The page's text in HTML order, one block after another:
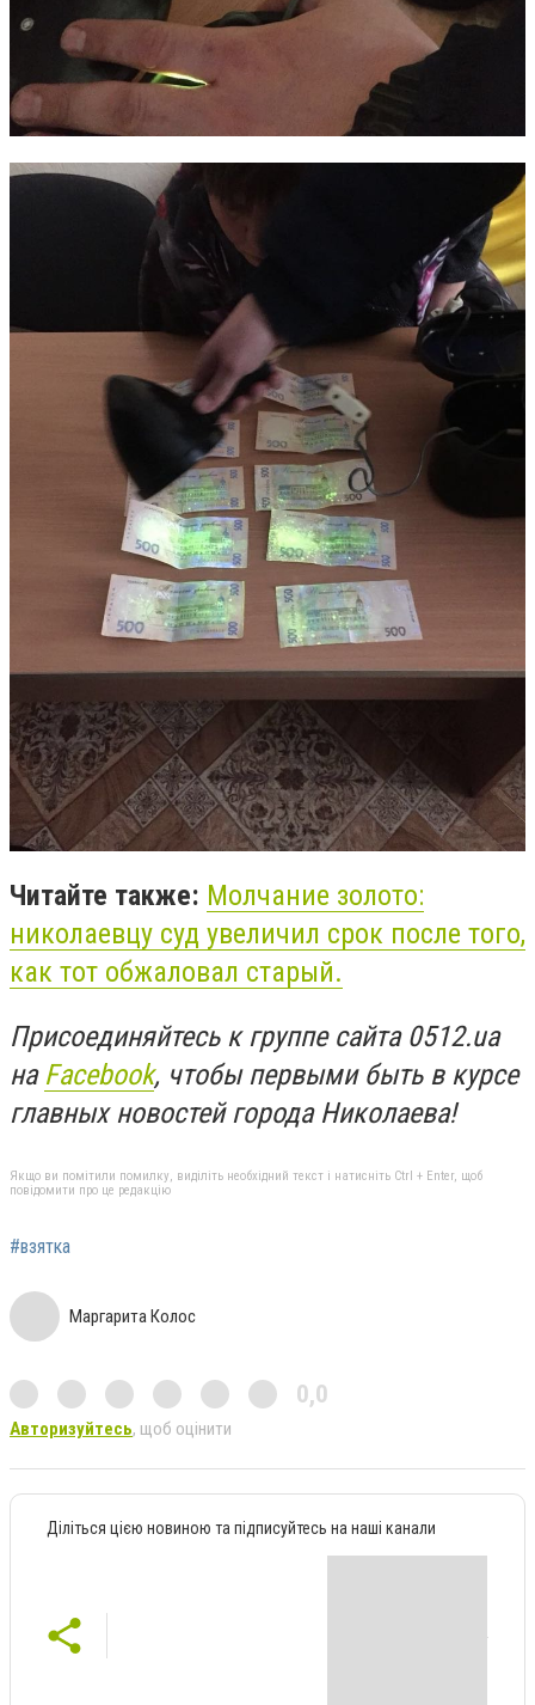
Читайте также: Молчание золото:
николаевцу суд увеличил срок после того,
как тот обжаловал старый.
Присоединяйтесь к группе сайта 0512.ua
на Facebook, чтобы первыми быть в курсе
главных новостей города Николаева!
Якщо ви помітили помилку, виділіть необхідний текст і натисніть Ctrl + Enter, щоб
повідомити про це редакцію
#взятка
Маргарита Колос
0,0
Авторизуйтесь, щоб оцінити
Діліться цією новиною та підписуйтесь на наші канали